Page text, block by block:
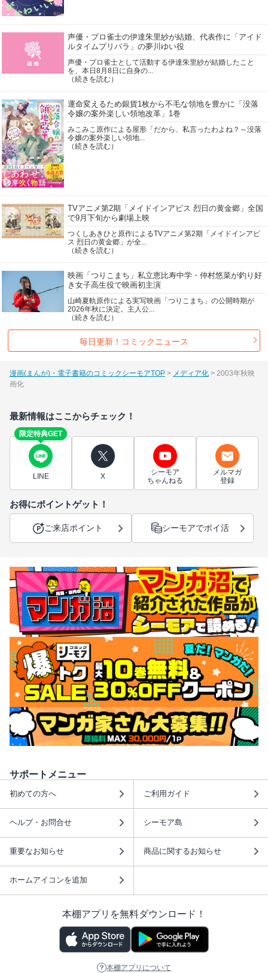
声優・プロ雀士の伊達朱里紗が結婚、代表作に「アイド
ルタイムプリパラ」の夢川ゆい役
声優・プロ雀士として活動する伊達朱里紗が結婚したこと
を、本日8月8日に自身の...
（続きを読む）
運命変えるため銀貨1枚から不毛な領地を豊かに「没落
令嬢の案外楽しい領地改革」1巻
みこみこ原作による屋形「だから、私言ったわよね？～没落
令嬢の案外楽しい領地...
（続きを読む）
TVアニメ第2期「メイドインアビス 烈日の黄金郷」全国
で9月下旬から劇場上映
つくしあきひと原作によるTVアニメ第2期「メイドインアビ
ス 烈日の黄金郷」が全...
（続きを読む）
映画「つりこまち」私立恵比寿中学・仲村悠菜が釣り好
き女子高生役で映画初主演
山崎夏軌原作による実写映画「つりこまち」の公開時期が
2026年秋に決定。主人公...
（続きを読む）
毎日更新！コミックニュース
漫画(まんが)・電子書籍のコミックシーモアTOP メディア化
2003年秋映
画化
最新情報はここからチェック！
限定特典GET
LINE X
シーモア
ちゃんねる
メルマガ
登録
お得にポイントゲット！
ご来店ポイント シーモアでポイ活
サポートメニュー
初めての方へ ご利用ガイド
ヘルプ・お問合せ シーモア島
重要なお知らせ 商品に関するお知らせ
ホームアイコンを追加
本棚アプリを無料ダウンロード！
本棚アプリについて